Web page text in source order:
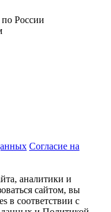
по России
Согласие на
аналитики и
сайтом, вы
в соответствии с